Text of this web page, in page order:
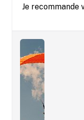
Je recommande